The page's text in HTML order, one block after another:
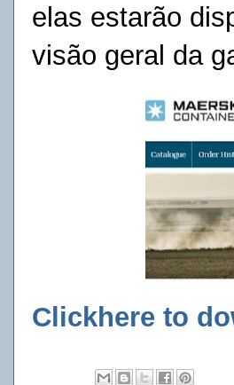
elas estarão
visão geral da
Clickhere to